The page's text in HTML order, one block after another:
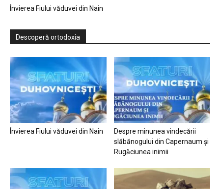
Învierea Fiului văduvei din Nain
Descoperă ortodoxia
Învierea Fiului văduvei din Nain
Despre minunea vindecării
slăbănogului din Capernaum și
Rugăciunea inimii